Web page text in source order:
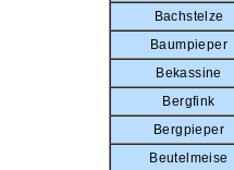
Bachstelze
Baumpieper
Bekassine
Bergfink
Bergpieper
Beutelmeise